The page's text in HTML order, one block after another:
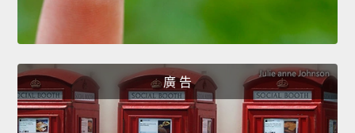
廣 告